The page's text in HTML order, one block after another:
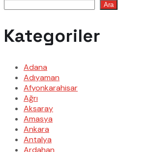
Ara
Kategoriler
Adana
Adıyaman
Afyonkarahisar
Ağrı
Aksaray
Amasya
Ankara
Antalya
Ardahan